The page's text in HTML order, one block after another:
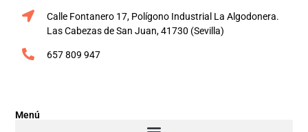
Calle Fontanero 17, Polígono Industrial La Algodonera.
Las Cabezas de San Juan, 41730 (Sevilla)
657 809 947
Menú